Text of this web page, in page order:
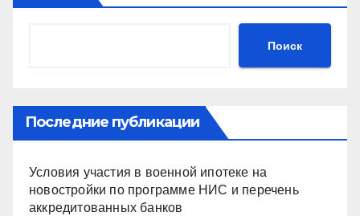
Поиск
Последние публикации
Условия участия в военной ипотеке на
новостройки по программе НИС и перечень
аккредитованных банков